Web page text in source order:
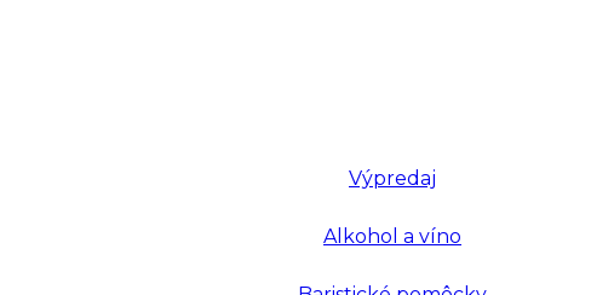
Výpredaj
Alkohol a víno